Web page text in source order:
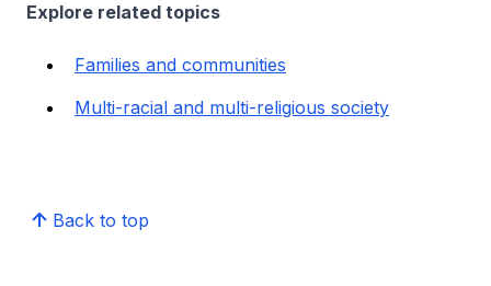
Explore related topics
Families and communities
Multi-racial and multi-religious society
Back to top